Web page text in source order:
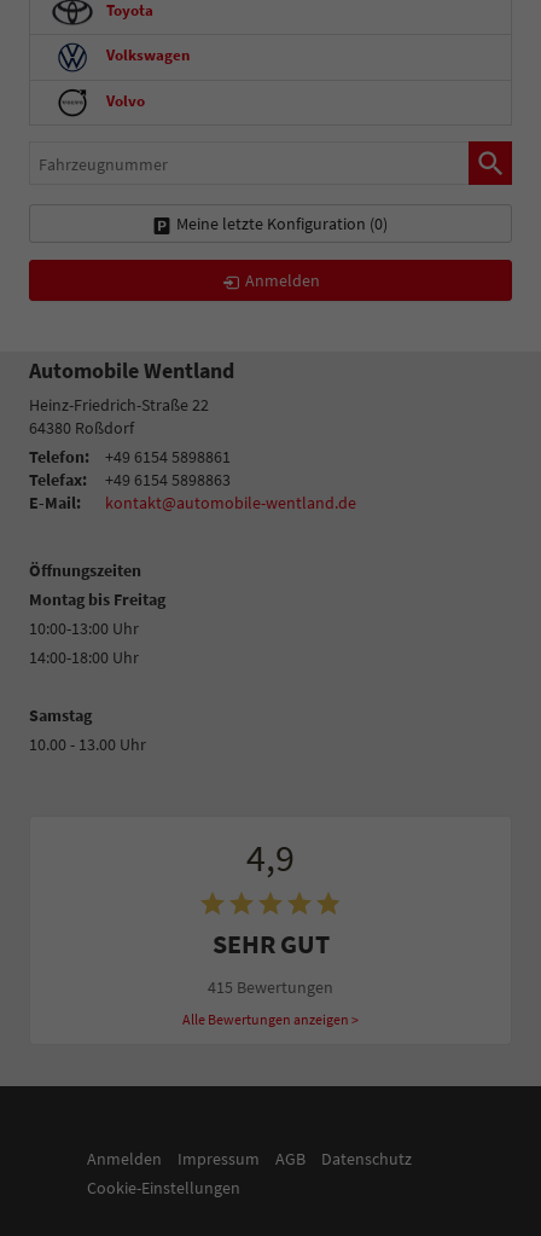
Toyota
Volkswagen
Volvo
Fahrzeugnummer
Meine letzte Konfiguration (0)
Anmelden
Automobile Wentland
Heinz-Friedrich-Straße 22
64380 Roßdorf
Telefon:
+49 6154 5898861
Telefax:
+49 6154 5898863
E-Mail:
kontakt@automobile-wentland.de
Öffnungszeiten
Montag bis Freitag
10:00-13:00 Uhr
14:00-18:00 Uhr
Samstag
10.00 - 13.00 Uhr
4,9
SEHR GUT
415 Bewertungen
Alle Bewertungen anzeigen >
Anmelden Impressum AGB
Datenschutz
Cookie-Einstellungen